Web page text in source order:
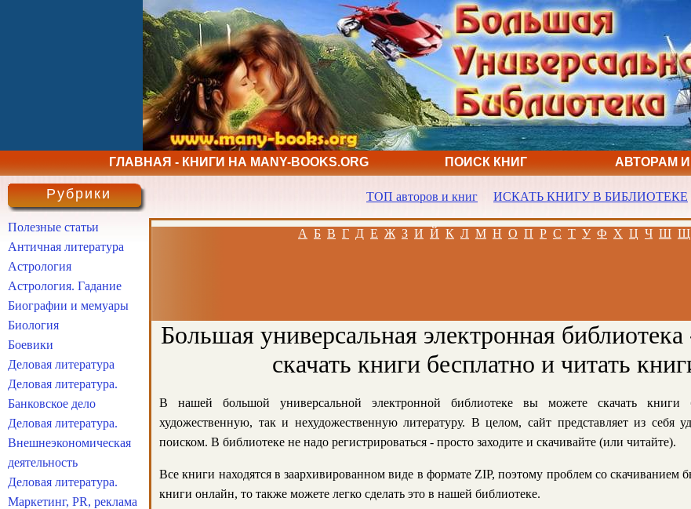
ГЛАВНАЯ - КНИГИ НА MANY-BOOKS.ORG ПОИСК КНИГ АВТОРАМ
ТОП авторов и книг ИСКАТЬ КНИГУ В БИБЛИОТЕКЕ
А Б В Г Д Е Ж З И Й К Л М Н О П Р С Т У Ф Х Ц Ч Ш Щ
Большая универсальная электронная
скачать книги бесплатно и читать
В нашей большой универсальной электронной библиотеке вы можете скачать книги
художественную, так и нехудожественную литературу. В целом, сайт представляет из себя
поиском. В библиотеке не надо регистрироваться - просто заходите и скачивайте (или читайте).
Все книги находятся в заархивированном виде в формате ZIP, поэтому проблем со скачиванием
книги онлайн, то также можете легко сделать это в нашей библиотеке.
Рубрики
Полезные статьи
Античная литература
Астрология
Астрология. Гадание
Биографии и мемуары
Биология
Боевики
Деловая литература
Деловая литература.
Банковское дело
Деловая литература.
Внешнеэкономическая
деятельность
Деловая литература.
Маркетинг, PR, реклама